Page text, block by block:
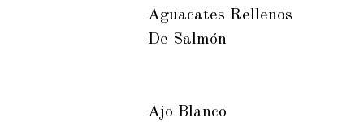
Aguacates Rellenos
De Salmón
Ajo Blanco